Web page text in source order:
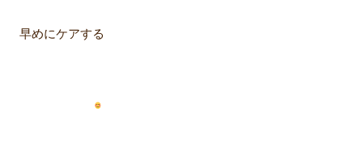
早めにケアする